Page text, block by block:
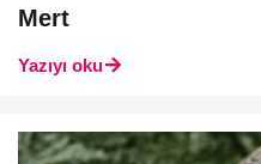
Mert
Yazıyı oku